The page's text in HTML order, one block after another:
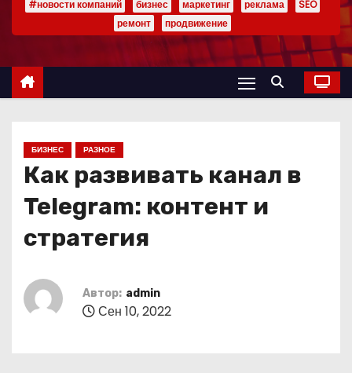
р
#новости компаний бизнес маркетинг реклама
SEO
ремонт
продвижение
БИЗНЕС РАЗНОЕ
Как развивать канал в
Telegram: контент и
стратегия
Автор: admin
Сен 10, 2022